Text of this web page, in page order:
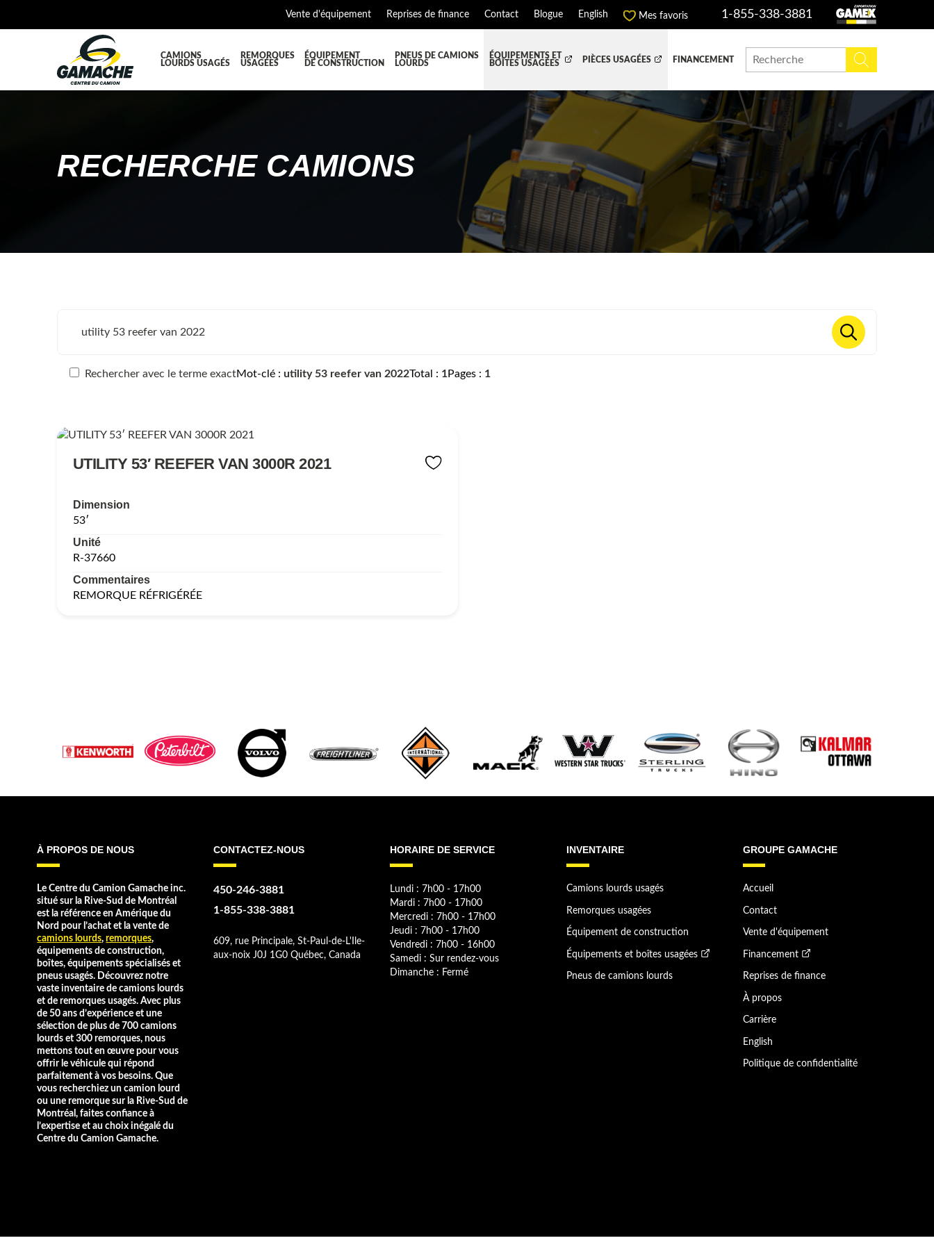
Vente d'équipement Reprises de finance Contact Blogue English Mes favoris 1-855-338-3881
CAMIONS
LOURDS USAGÉS
REMORQUES
USAGÉES
ÉQUIPEMENT
DE CONSTRUCTION
PNEUS DE CAMIONS
LOURDS
ÉQUIPEMENTS ET
BOÎTES USAGÉES
TOUTES LES BOÎTES BOITE DOMPEUSE BOITE FERMÉE
BOITE RÉFRIGERE MACHINERIE ET AGRICOLE REMORQUAGE
ÉQUIPEMENT À NEIGE
PIÈCES USAGÉES
BOITE DE TRANSFERT
CAPOT ET PIÈCES
DIFFÉRENTIELS ET SUSPENSIONS EQUIPEMENT HIAB-AND-BOOM
PARE-CHOC
RADIATEUR ET PIÈCES DE RADIATEURS
SYSTÈME POST-TRAITEMENT (DEF/DPF)
FINANCEMENT
RECHERCHE CAMIONS
Rechercher avec le terme exactMot-clé utility 53 reefer van 2022Total 1Pages 1
UTILITY 53′ REEFER VAN 3000R 2021
Dimension
53′
Unité
R-37660
Commentaires
REMORQUE RÉFRIGÉRÉE
À PROPOS DE NOUS
Le Centre du Camion Gamache inc.
situé sur la Rive-Sud de Montréal
est la référence en Amérique du
Nord pour l’achat et la vente de
camions lourds,remorques,
équipements de construction,
boîtes, équipements spécialisés et
pneus usagés. Découvrez notre
vaste inventaire de camions lourds
et de remorques usagés. Avec plus
de 50 ans d’expérience et une
sélection de plus de 700 camions
lourds et 300 remorques, nous
mettons tout en œuvre pour vous
offrir le véhicule qui répond
parfaitement à vos besoins. Que
vous recherchiez un camion lourd
ou une remorque sur la Rive-Sud de
Montréal, faites confiance à
l’expertise et au choix inégalé du
Centre du Camion Gamache.
CONTACTEZ-NOUS
450-246-3881
1-855-338-3881
609, rue Principale, St-Paul-de-L'Ile-
aux-noix J0J 1G0 Québec, Canada
HORAIRE DE SERVICE
Lundi : 7h00 - 17h00
Mardi : 7h00 - 17h00
Mercredi : 7h00 - 17h00
Jeudi : 7h00 - 17h00
Vendredi : 7h00 - 16h00
Samedi : Sur rendez-vous
Dimanche : Fermé
INVENTAIRE
Camions lourds usagés
Remorques usagées
Équipement de construction
Équipements et boîtes usagées
Pneus de camions lourds
GROUPE GAMACHE
Accueil
Contact
Vente d'équipement
Financement
Reprises de finance
À propos
Carrière
English
Politique de confidentialité